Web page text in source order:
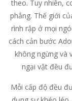
theo. Tuy nhiên,
phẳng. Thế giới
rình rập ở mọi
cách cản bước
không ngừng và
ngại vật đều
Mỗi cấp độ đều